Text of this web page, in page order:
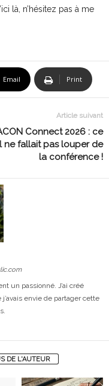
là, n’hésitez pas à me
Email Print
Article suivant
Connect 2026 : ce
ne fallait pas louper de
la conférence !
un passionné. J’ai créé
envie de partager cette
DE L'AUTEUR